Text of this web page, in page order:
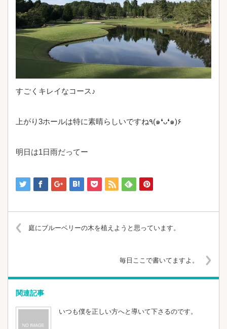
すごくキレイなコース♪
上がり3ホールは特に素晴らしいですね٩(๑❛ᴗ❛๑)۶
明日は1日雨だってー
庭にブルーベリーの木を植えようと思っています。
毎日ここで書いてますよ。
関連記事
いつも僕を正しい方へと導いて下さるのです。